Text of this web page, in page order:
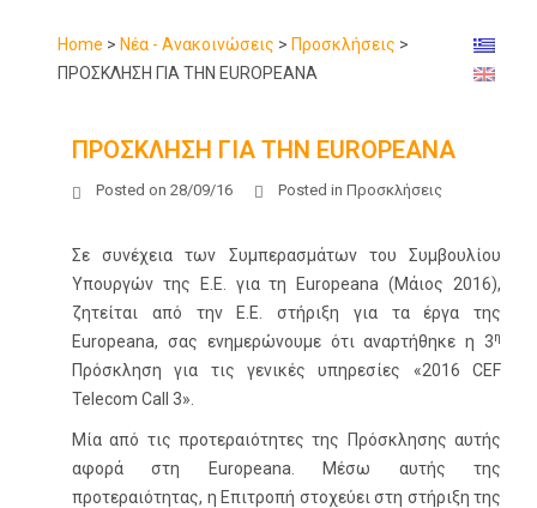
Home > Νέα - Ανακοινώσεις > Προσκλήσεις >
ΠΡΟΣΚΛΗΣΗ ΓΙΑ ΤΗΝ EUROPEANA
ΠΡΟΣΚΛΗΣΗ ΓΙΑ ΤΗΝ EUROPEANA
Posted on 28/09/16 Posted in Προσκλήσεις
Σε συνέχεια των Συμπερασμάτων του Συμβουλίου
Υπουργών της Ε.Ε. για τη Europeana (Μάιος 2016),
ζητείται από την Ε.Ε. στήριξη για τα έργα της
Europeana, σας ενημερώνουμε ότι αναρτήθηκε η 3η
Πρόσκληση για τις γενικές υπηρεσίες «2016 CEF
Telecom Call 3».
Μία από τις προτεραιότητες της Πρόσκλησης αυτής
αφορά στη Europeana. Μέσω αυτής της
προτεραιότητας, η Επιτροπή στοχεύει στη στήριξη της